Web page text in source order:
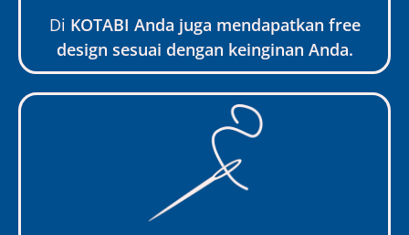
Di KOTABI Anda juga mendapatkan free
design sesuai dengan keinginan Anda.